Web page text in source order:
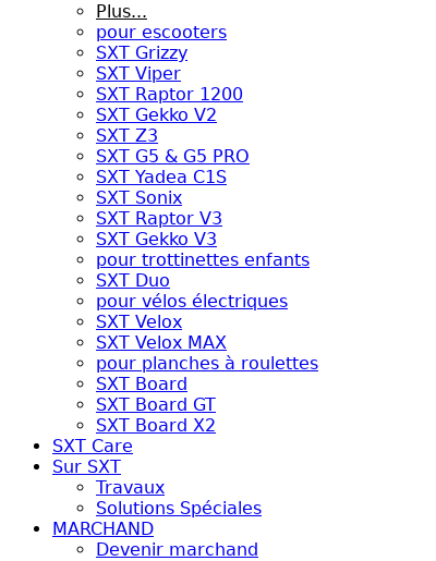
Plus...
pour escooters
SXT Grizzy
SXT Viper
SXT Raptor 1200
SXT Gekko V2
SXT Z3
SXT G5 & G5 PRO
SXT Yadea C1S
SXT Sonix
SXT Raptor V3
SXT Gekko V3
pour trottinettes enfants
SXT Duo
pour vélos électriques
SXT Velox
SXT Velox MAX
pour planches à roulettes
SXT Board
SXT Board GT
SXT Board X2
SXT Care
Sur SXT
Travaux
Solutions Spéciales
MARCHAND
Devenir marchand